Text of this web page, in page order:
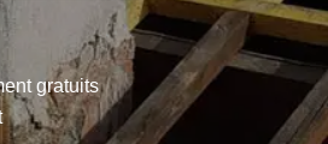
gratuits